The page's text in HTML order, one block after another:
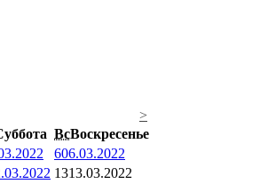
>
ВсВоскресенье
606.03.2022
1313.03.2022